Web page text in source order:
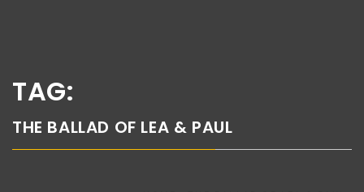
TAG:
THE BALLAD OF LEA & PAUL